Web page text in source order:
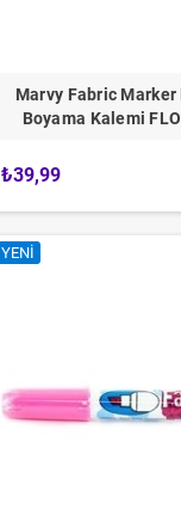
İNCE Çubuk SİLİKON
30cm
Marvy Fabric
Boyama Kalemi
₺39,99
YENI